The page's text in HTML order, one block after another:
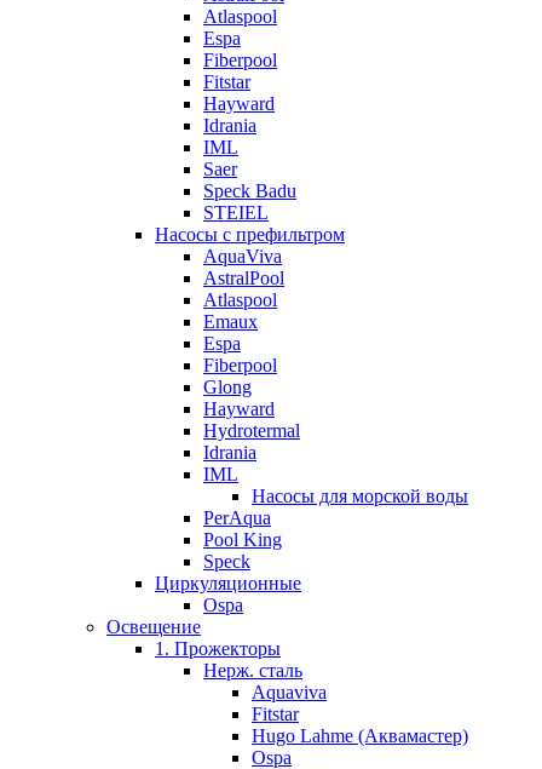
Atlaspool
Espa
Fiberpool
Fitstar
Hayward
Idrania
IML
Saer
Speck Badu
STEIEL
Насосы с префильтром
AquaViva
AstralPool
Atlaspool
Emaux
Espa
Fiberpool
Glong
Hayward
Hydrotermal
Idrania
IML
Насосы для морской воды
PerAqua
Pool King
Speck
Циркуляционные
Ospa
Освещение
1. Прожекторы
Нерж. сталь
Aquaviva
Fitstar
Hugo Lahme (Аквамастер)
Ospa